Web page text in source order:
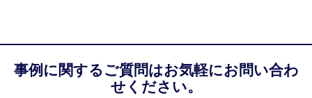
事例に関するご質問はお気軽にお問い合わ
せください。